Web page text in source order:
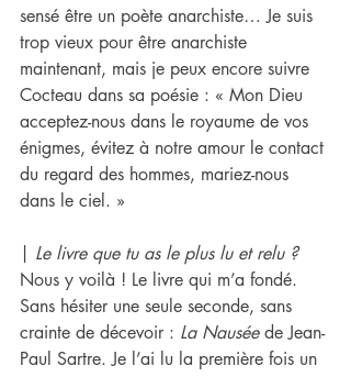
sensé être un poète anarchiste… Je suis
trop vieux pour être anarchiste
maintenant, mais je peux encore suivre
Cocteau dans sa poésie : « Mon Dieu
acceptez-nous dans le royaume de vos
énigmes, évitez à notre amour le contact
du regard des hommes, mariez-nous
dans le ciel. »
Le livre que tu as le plus lu et relu ?
Nous y voilà ! Le livre qui m’a fondé.
Sans hésiter une seule seconde, sans
crainte de décevoir : La Nausée de Jean-
Paul Sartre. Je l’ai lu la première fois un